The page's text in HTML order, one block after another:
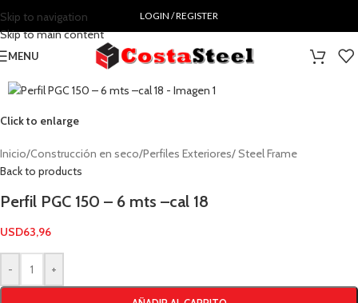
Skip to navigation
Skip to main content
LOGIN / REGISTER
MENU
Click to enlarge
Inicio/Construcción en seco/Perfiles Exteriores/ Steel Frame
Back to products
Perfil PGC 150 – 6 mts –cal 18
USD63,96
- +